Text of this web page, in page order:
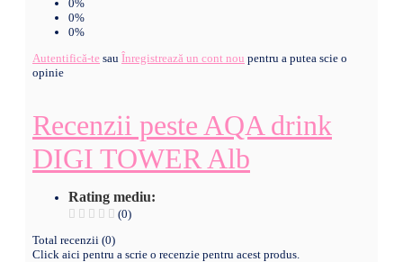
0%
0%
0%
Autentifică-te sau Înregistrează un cont nou pentru a putea scie o
opinie
Recenzii peste AQA drink
DIGI TOWER Alb
Rating mediu:
(0)
Total recenzii (0)
Click aici pentru a scrie o recenzie pentru acest produs.